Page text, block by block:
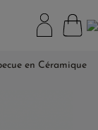
en Céramique